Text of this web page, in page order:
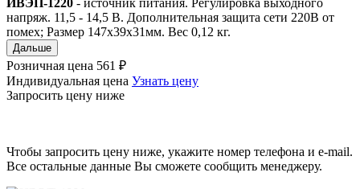
напряж. 11,5 - 14,5 B. Дополнительная защита сети 220В от
помех; Размер 147х39х31мм. Вес 0,12 кг.
Дальше
Розничная цена 561 ₽
Индивидуальная цена Узнать цену
Запросить цену ниже
Чтобы запросить цену ниже, укажите номер телефона и e-mail.
Все остальные данные Вы сможете сообщить менеджеру.